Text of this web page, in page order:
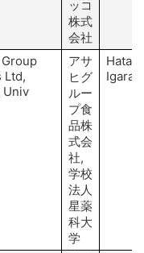
ッコ
株式
会社
Ltd,
Univ
アサ
ヒグ
ルー
プ食
品株
式会
社,
学校
法人
星薬
科大
学